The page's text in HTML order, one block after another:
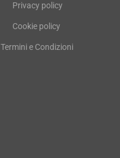
Privacy policy
Cookie policy
Termini e Condizioni